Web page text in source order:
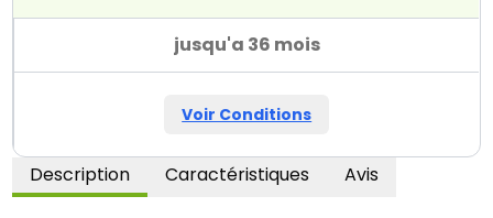
jusqu'a 36 mois
Voir Conditions
Description Caractéristiques Avis